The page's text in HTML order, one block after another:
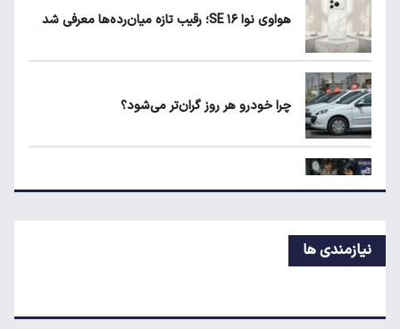
زمان شارژ کالابرگ با رقم آخر کد ملی صفر تا ۲
هواوی نوا ۱۶ SE؛ رقیب تازه میان‌رده‌ها معرفی شد
چرا خودرو هر روز گران‌تر می‌شود؟
قیمت جدید تخم‌مرغ در بازار
نیازمندی ها